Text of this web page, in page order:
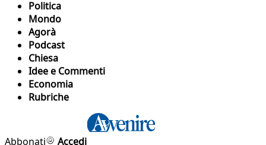
Politica
Mondo
Agorà
Podcast
Chiesa
Idee e Commenti
Economia
Rubriche
Abbonati
Accedi